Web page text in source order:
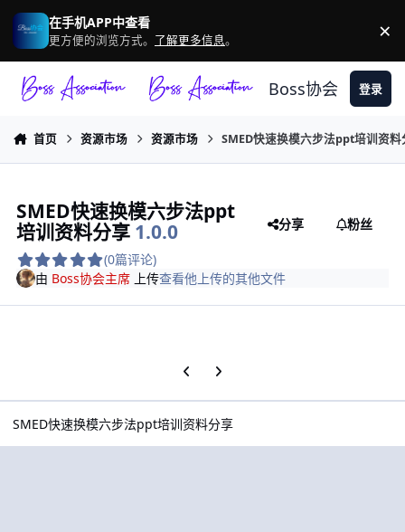
跳转到帖子
在手机APP中查看
更方便的浏览方式。 了解更多信息。 ×
Boss协会 登录
首页 资源市场 资源市场 SMED快速换模六步法ppt培训资料
SMED快速换模六步法ppt
培训资料分享 1.0.0
(0篇评论)
分享 粉丝
由 Boss协会主席 上传查看他上传的其他文件
上一张轮播幻灯片
下一张轮播幻灯片
SMED快速换模六步法ppt培训资料分享